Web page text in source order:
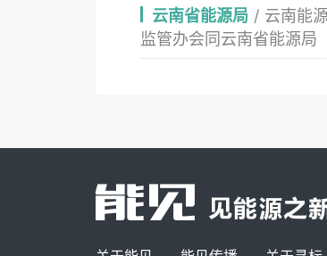
云南省能源局 / 云南能
监管办会同云南省能源局